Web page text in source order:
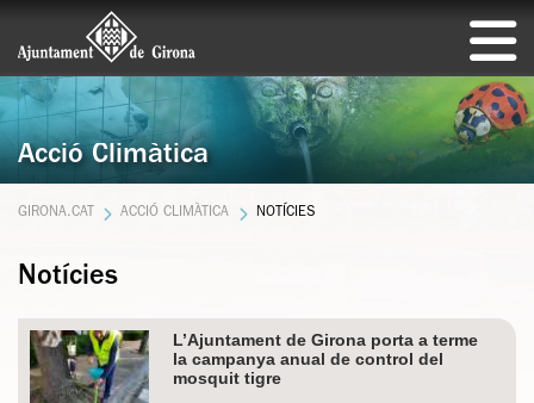
Acció Climàtica
GIRONA.CAT ACCIÓ CLIMÀTICA NOTÍCIES
Notícies
L’Ajuntament de Girona porta a terme
la campanya anual de control del
mosquit tigre